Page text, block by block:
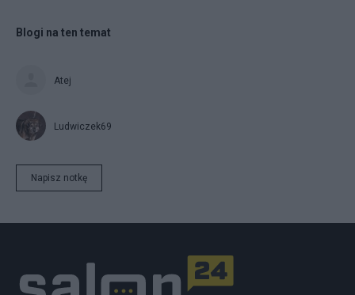
Blogi na ten temat
Atej
Ludwiczek69
Napisz notkę